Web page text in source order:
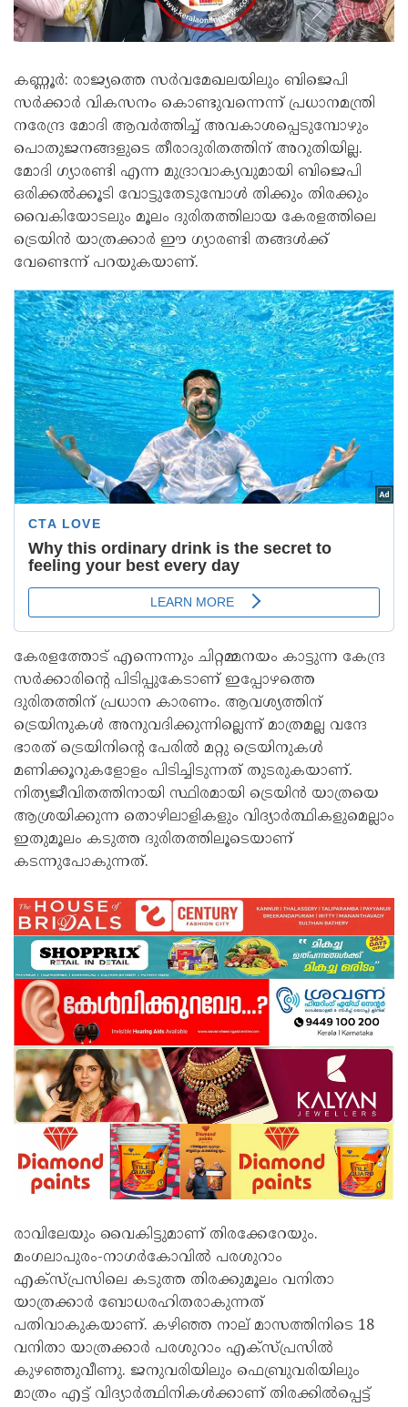
കണ്ണൂര്‍: രാജ്യത്തെ സര്‍വമേഖലയിലും ബിജെപി
സര്‍ക്കാര്‍ വികസനം കൊണ്ടുവന്നെന്ന് പ്രധാനമന്ത്രി
നരേന്ദ്ര മോദി ആവര്‍ത്തിച്ച് അവകാശപ്പെടുമ്പോഴും
പൊതുജനങ്ങളുടെ തീരാദുരിതത്തിന് അറുതിയില്ല.
മോദി ഗ്യാരണ്ടി എന്ന മുദ്രാവാക്യവുമായി ബിജെപി
ഒരിക്കല്‍ക്കൂടി വോട്ടുതേടുമ്പോള്‍ തിക്കും തിരക്കും
വൈകിയോടലും മൂലം ദുരിതത്തിലായ കേരളത്തിലെ
ട്രെയിന്‍ യാത്രക്കാര്‍ ഈ ഗ്യാരണ്ടി തങ്ങള്‍ക്ക്
വേണ്ടെന്ന് പറയുകയാണ്.
കേരളത്തോട് എന്നെന്നും ചിറ്റമ്മനയം കാട്ടുന്ന കേന്ദ്ര
സര്‍ക്കാരിന്റെ പിടിപ്പുകേടാണ് ഇപ്പോഴത്തെ
ദുരിതത്തിന് പ്രധാന കാരണം. ആവശ്യത്തിന്
ട്രെയിനുകള്‍ അനുവദിക്കുന്നില്ലെന്ന് മാത്രമല്ല വന്ദേ
ഭാരത് ട്രെയിനിന്റെ പേരില്‍ മറ്റു ട്രെയിനുകള്‍
മണിക്കൂറുകളോളം പിടിച്ചിടുന്നത് തുടരുകയാണ്.
നിത്യജീവിതത്തിനായി സ്ഥിരമായി ട്രെയിന്‍ യാത്രയെ
ആശ്രയിക്കുന്ന തൊഴിലാളികളും വിദ്യാര്‍ത്ഥികളുമെല്ലാം
ഇതുമൂലം കടുത്ത ദുരിതത്തിലൂടെയാണ്
കടന്നുപോകുന്നത്.
രാവിലേയും വൈകിട്ടുമാണ് തിരക്കേറേയും.
മംഗലാപുരം-നാഗര്‍കോവില്‍ പരശുറാം
എക്സ്പ്രസിലെ കടുത്ത തിരക്കുമൂലം വനിതാ
യാത്രക്കാര്‍ ബോധരഹിതരാകുന്നത്
പതിവാകുകയാണ്. കഴിഞ്ഞ നാല് മാസത്തിനിടെ 18
വനിതാ യാത്രക്കാര്‍ പരശുറാം എക്സ്പ്രസില്‍
കുഴഞ്ഞുവീണു. ജനുവരിയിലും ഫെബ്രുവരിയിലും
മാത്രം എട്ട് വിദ്യാര്‍ത്ഥിനികള്‍ക്കാണ് തിരക്കില്‍പ്പെട്ട്